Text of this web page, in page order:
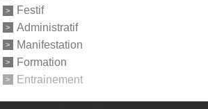
Festif
Administratif
Manifestation
Formation
Entrainement